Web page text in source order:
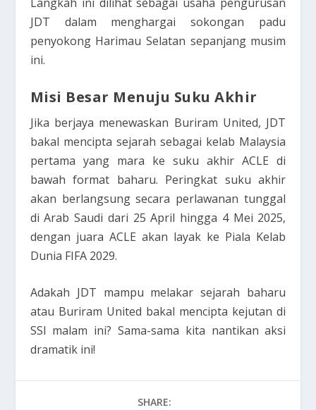
JDT dalam menghargai sokongan padu
penyokong Harimau Selatan sepanjang musim
ini.
Misi Besar Menuju Suku Akhir
Jika berjaya menewaskan Buriram United, JDT
bakal mencipta sejarah sebagai kelab Malaysia
pertama yang mara ke suku akhir ACLE di
bawah format baharu. Peringkat suku akhir
akan berlangsung secara perlawanan tunggal
di Arab Saudi dari 25 April hingga 4 Mei 2025,
dengan juara ACLE akan layak ke Piala Kelab
Dunia FIFA 2029.
Adakah JDT mampu melakar sejarah baharu
atau Buriram United bakal mencipta kejutan di
SSI malam ini? Sama-sama kita nantikan aksi
dramatik ini!
SHARE: